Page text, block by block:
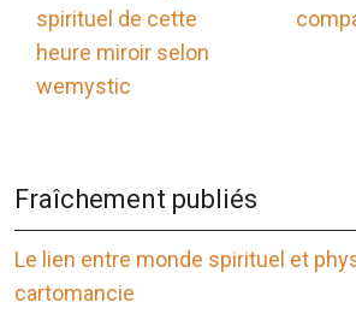
spirituel de cette
heure miroir selon
wemystic
Fraîchement publiés
Le lien entre monde spirituel et
cartomancie